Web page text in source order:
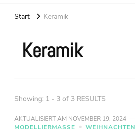
Start Keramik
Keramik
Showing: 1 - 3 of 3 RESULTS
AKTUALISIERT AM NOVEMBER 19, 2024
MODELLIERMASSE
WEIHNACHTEN